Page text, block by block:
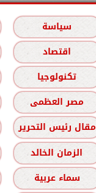
سياسة
اقتصاد
تكنولوجيا
مصر العظمى
مقال رئيس التحرير
الزمان الخالد
سماء عربية